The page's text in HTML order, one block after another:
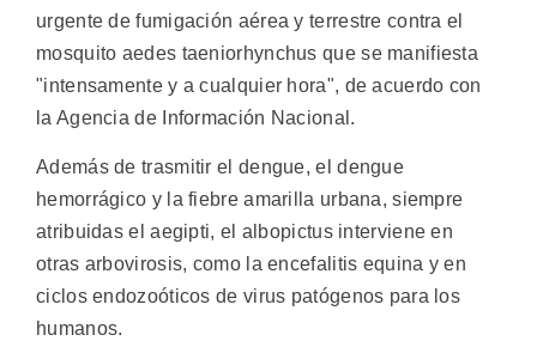
urgente de fumigación aérea y terrestre contra el
mosquito aedes taeniorhynchus que se manifiesta
"intensamente y a cualquier hora", de acuerdo con
la Agencia de Información Nacional.
Además de trasmitir el dengue, el dengue
hemorrágico y la fiebre amarilla urbana, siempre
atribuidas el aegipti, el albopictus interviene en
otras arbovirosis, como la encefalitis equina y en
ciclos endozoóticos de virus patógenos para los
humanos.